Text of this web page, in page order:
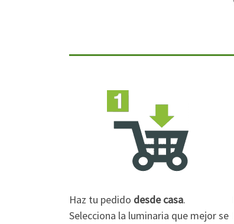
Haz tu pedido desde casa.
Selecciona la luminaria que mejor se